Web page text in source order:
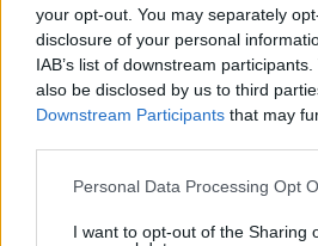
your opt-out. You may separately
disclosure of your personal
IAB’s list of downstream
also be disclosed by us to third
Downstream Participants that may
Please note that this website/app
not limited to your visit or usage
Personal Data Processing Opt
I want to opt-out of the Sharing
Loaded
100.00%
Οικογενειακή τραγωδία στις
γιος οι νεκροί από την
Βίντεο ντοκουμέντο από τη
σύγκρουσης
07.08.2026, 09:58